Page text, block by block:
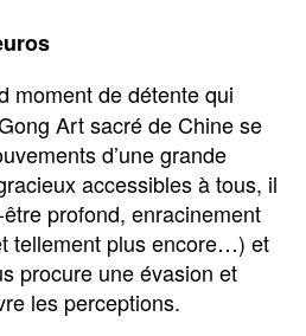
moment de détente qui
Art sacré de Chine se
d’une grande
accessibles à tous, il
profond, enracinement
tellement plus encore…) et
procure une évasion et
les perceptions.